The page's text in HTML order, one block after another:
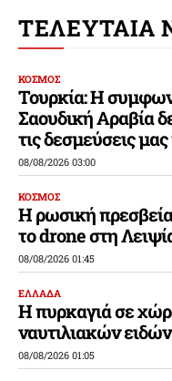
ΤΕΛΕΥΤΑΙΑ
ΚΟΣΜΟΣ
Τουρκία: Η
Σαουδική Αραβία
τις δεσμεύσεις
08/08/2026 03:00
ΚΟΣΜΟΣ
Η ρωσική
το drone στη
08/08/2026 01:45
ΕΛΛΑΔΑ
Η πυρκαγιά σε
ναυτιλιακών
08/08/2026 01:05